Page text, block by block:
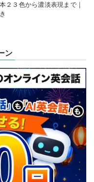
２３色から濃淡表現まで｜
ン